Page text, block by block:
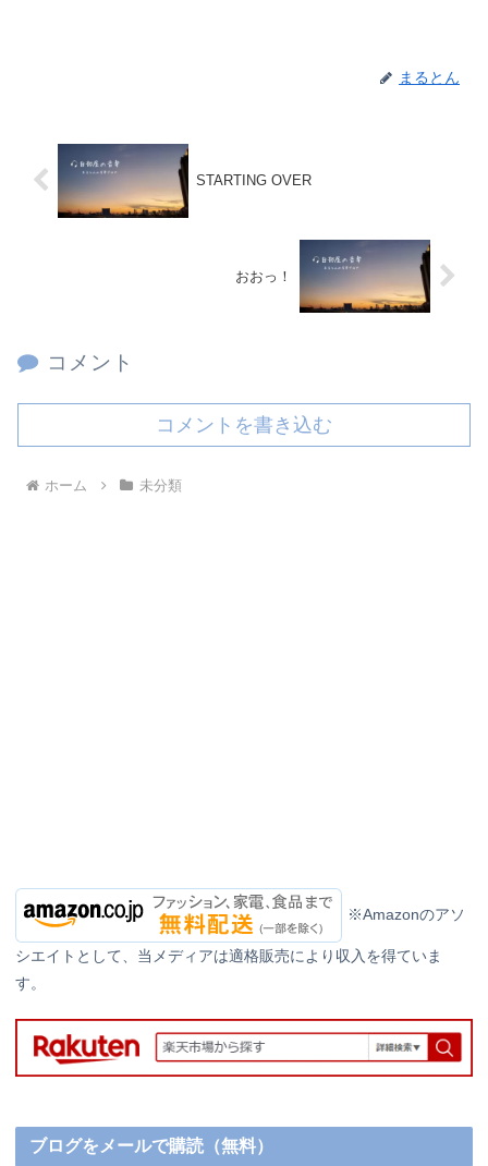
まるとん
STARTING OVER
おおっ！
コメント
コメントを書き込む
ホーム 未分類
※Amazonのアソ
シエイトとして、当メディアは適格販売により収入を得ていま
す。
ブログをメールで購読（無料）